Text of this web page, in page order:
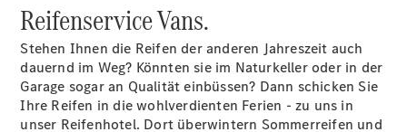
Übersicht
Van-Service
Reifenservice Vans.
Stehen Ihnen die Reifen der anderen Jahreszeit auch
dauernd im Weg? Könnten sie im Naturkeller oder in der
Garage sogar an Qualität einbüssen? Dann schicken Sie
Ihre Reifen in die wohlverdienten Ferien - zu uns in
unser Reifenhotel. Dort überwintern Sommerreifen und